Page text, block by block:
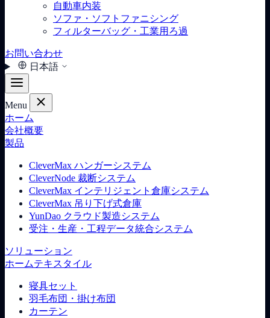
自動車内装
ソファ・ソフトファニシング
フィルターバッグ・工業用ろ過
お問い合わせ
日本語
Menu
ホーム
会社概要
製品
CleverMax ハンガーシステム
CleverNode 裁断システム
CleverMax インテリジェント倉庫システム
CleverMax 吊り下げ式倉庫
YunDao クラウド製造システム
受注・生産・工程データ統合システム
ソリューション
ホームテキスタイル
寝具セット
羽毛布団・掛け布団
カーテン